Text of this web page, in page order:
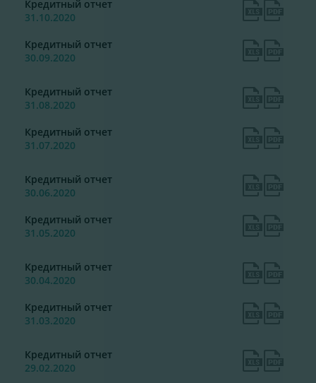
Кредитный отчет
31.10.2020
Кредитный отчет
30.09.2020
Кредитный отчет
31.08.2020
Кредитный отчет
31.07.2020
Кредитный отчет
30.06.2020
Кредитный отчет
31.05.2020
Кредитный отчет
30.04.2020
Кредитный отчет
31.03.2020
Кредитный отчет
29.02.2020